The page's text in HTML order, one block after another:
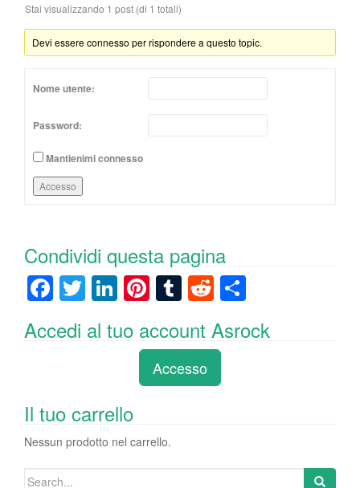
Stai visualizzando 1 post (di 1 totali)
Devi essere connesso per rispondere a questo topic.
Nome utente:
Password:
Mantienimi connesso
Accesso
Condividi questa pagina
F
c
o
o
k
T
wi
tt
Li
k
n
Pi
er
e
st
T
m
bl
r
R
e
d
di
t
n
Accedi al tuo account Asrock
Accesso
Il tuo carrello
Nessun prodotto nel carrello.
Search